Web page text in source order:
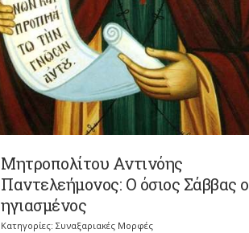
Μητροπολίτου Αντινόης
Παντελεήμονος: Ο όσιος Σάββας ο
ηγιασμένος
Κατηγορίες: Συναξαριακές Μορφές